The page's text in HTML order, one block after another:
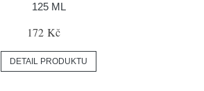
125 ML
172 Kč
DETAIL PRODUKTU